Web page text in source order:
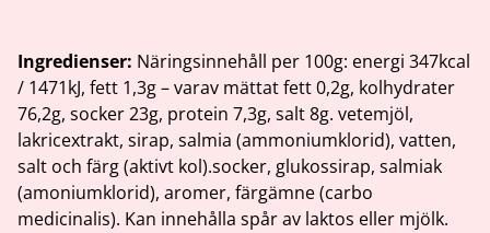
Ingredienser: Näringsinnehåll per 100g: energi 347kcal
/ 1471kJ, fett 1,3g – varav mättat fett 0,2g, kolhydrater
76,2g, socker 23g, protein 7,3g, salt 8g. vetemjöl,
lakricextrakt, sirap, salmia (ammoniumklorid), vatten,
salt och färg (aktivt kol).socker, glukossirap, salmiak
(amoniumklorid), aromer, färgämne (carbo
medicinalis). Kan innehålla spår av laktos eller mjölk.